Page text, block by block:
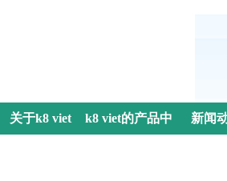
关于k8 viet k8 viet的产品中 新闻